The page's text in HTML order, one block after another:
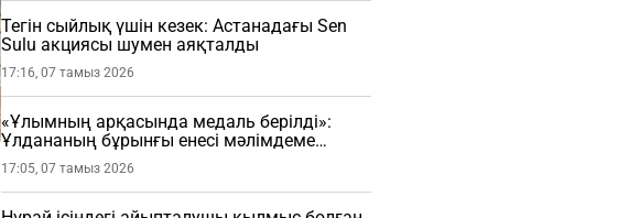
Тегін сыйлық үшін кезек: Астанадағы Sen
Sulu акциясы шумен аяқталды
17:16, 07 тамыз 2026
«Ұлымның арқасында медаль берілді»:
Ұлдананың бұрынғы енесі мәлімдеме
жасады (ВИДЕО)
17:05, 07 тамыз 2026